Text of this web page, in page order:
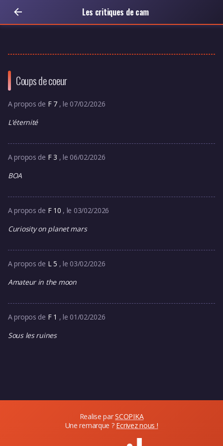
Les critiques de cam
Coups de coeur
A propos de F 7 , le 07/02/2026
L'éternité
A propos de F 3 , le 06/02/2026
BOA
A propos de F 10 , le 03/02/2026
Curiosity on planet mars
A propos de L 5 , le 03/02/2026
Amateur in the moon
A propos de F 1 , le 01/02/2026
Sous les ruines
Realise parSCOPIKA
Une remarque ? Ecrivez nous !